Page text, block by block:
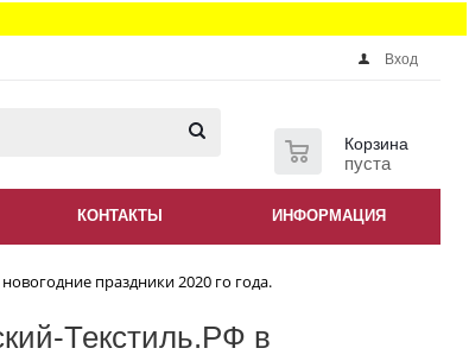
Вход
Корзина
пуста
КОНТАКТЫ ИНФОРМАЦИЯ
праздники 2020 го года.
Текстиль.РФ в